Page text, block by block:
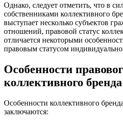
Однако, следует отметить, что в
собственниками коллективного
выступает несколько субъектов
отношений, правовой статус
отличается некоторыми
правовым статусом
Особенности
коллективного бренда
Особенности коллективного
заключаются: